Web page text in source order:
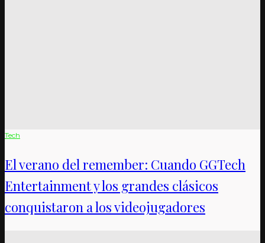
Tech
El verano del remember: Cuando GGTech
Entertainment y los grandes clásicos
conquistaron a los videojugadores